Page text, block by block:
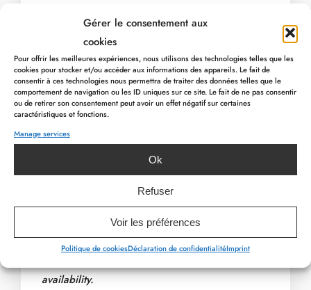
Gérer le consentement aux
cookies
Pour offrir les meilleures expériences, nous utilisons des technologies telles que les
cookies pour stocker et/ou accéder aux informations des appareils. Le fait de
consentir à ces technologies nous permettra de traiter des données telles que le
comportement de navigation ou les ID uniques sur ce site. Le fait de ne pas consentir
ou de retirer son consentement peut avoir un effet négatif sur certaines
caractéristiques et fonctions.
Manage services
Ok
Refuser
Voir les préférences
Politique de cookiesDéclaration de confidentialitéImprint
Offer valid until 31/08/2021, promotional rates
availability.
PREVIOUS ARTICLE NEXT ARTICLE